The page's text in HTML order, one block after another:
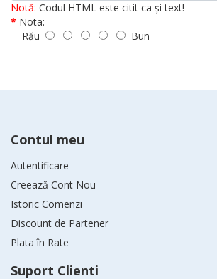
Notă: Codul HTML este citit ca şi text!
Nota:
Rău
Bun
Contul meu
Autentificare
Creează Cont Nou
Istoric Comenzi
Discount de Partener
Plata în Rate
Suport Clienti